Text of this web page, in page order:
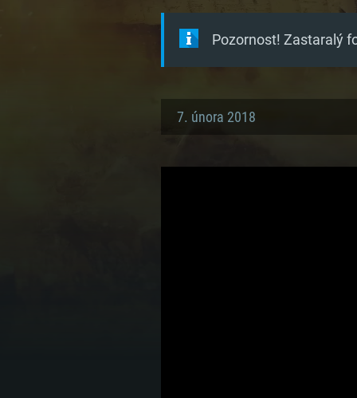
Pozornost! Zastaralý
7. února 2018